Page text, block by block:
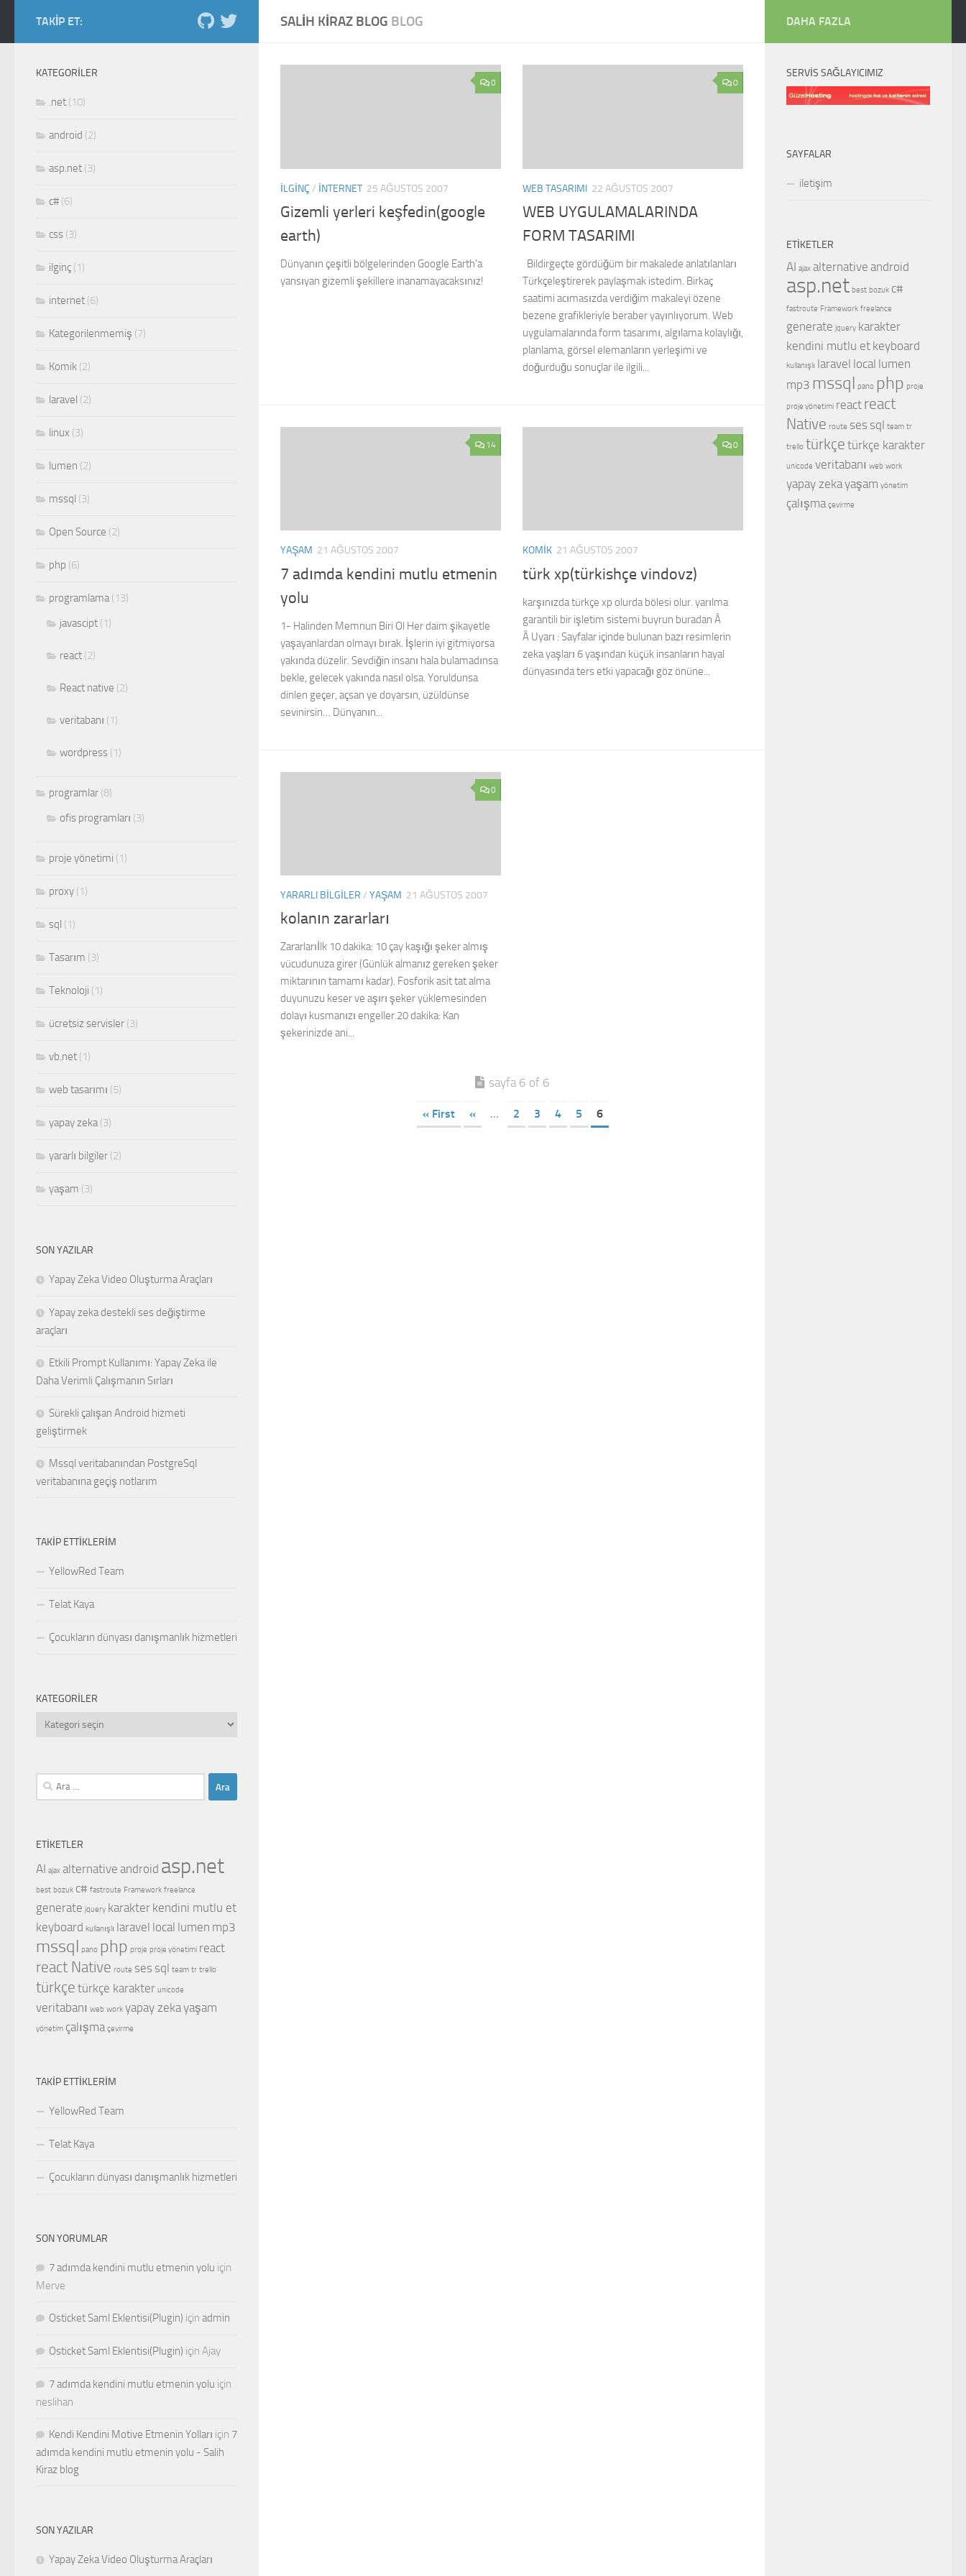
Skip to content
Salih Kiraz blog
SALIH KIRAZ BLOG BLOG
0
ILGINÇ / INTERNET 25 AĞUSTOS 2007
Gizemli yerleri keşfedin(google
earth)
Dünyanın çeşitli bölgelerinden Google Earth’a
yansıyan gizemli şekillere inanamayacaksınız!
0
WEB TASARIMI 22 AĞUSTOS 2007
WEB UYGULAMALARINDA
FORM TASARIMI
Bildirgeçte gördüğüm bir makalede anlatılanları
Türkçeleştirerek paylaşmak istedim. Birkaç
saatimi acımasızda verdiğim makaleyi özene
bezene grafikleriyle beraber yayınlıyorum. Web
uygulamalarında form tasarımı, algılama kolaylığı,
planlama, görsel elemanların yerleşimi ve
doğurduğu sonuçlar ile ilgili...
14
YAŞAM 21 AĞUSTOS 2007
7 adımda kendini mutlu etmenin
yolu
1- Halinden Memnun Biri Ol Her daim şikayetle
yaşayanlardan olmayı bırak. İşlerin iyi gitmiyorsa
yakında düzelir. Sevdiğin insanı hala bulamadınsa
bekle, gelecek yakında nasıl olsa. Yoruldunsa
dinlen geçer, açsan ye doyarsın, üzüldünse
sevinirsin… Dünyanın...
0
KOMIK 21 AĞUSTOS 2007
türk xp(türkishçe vindovz)
karşınızda türkçe xp olurda bölesi olur. yarılma
garantili bir işletim sistemi buyrun buradan Â
Â Uyarı : Sayfalar içinde bulunan bazı resimlerin
zeka yaşları 6 yaşından küçük insanların hayal
dünyasında ters etki yapacağı göz önüne...
0
YARARLI BILGILER / YAŞAM 21 AĞUSTOS 2007
kolanın zararları
Zararlarıİlk 10 dakika: 10 çay kaşığı şeker almış
vücudunuza girer (Günlük almanız gereken şeker
miktarının tamamı kadar). Fosforik asit tat alma
duyunuzu keser ve aşırı şeker yüklemesinden
dolayı kusmanızı engeller.20 dakika: Kan
şekerinizde ani...
sayfa 6 of 6
« First « ... 2 3 4 5 6
TAKIP ET:
KATEGORILER
.net (10)
android (2)
asp.net (3)
c# (6)
css (3)
ilginç (1)
internet (6)
Kategorilenmemiş (7)
Komik (2)
laravel (2)
linux (3)
lumen (2)
mssql (3)
Open Source (2)
php (6)
programlama(13)
javascipt (1)
react (2)
React native (2)
veritabanı (1)
wordpress (1)
programlar (8)
ofis programları (3)
proje yönetimi (1)
proxy (1)
sql (1)
Tasarım (3)
Teknoloji (1)
ücretsiz servisler (3)
vb.net (1)
web tasarımı (5)
yapay zeka(3)
yararlı bilgiler (2)
yaşam (3)
SON YAZILAR
Yapay Zeka Video Oluşturma Araçları
Yapay zeka destekli ses değiştirme
araçları
Etkili Prompt Kullanımı: Yapay Zeka ile
Daha Verimli Çalışmanın Sırları
Sürekli çalışan Android hizmeti
geliştirmek
Mssql veritabanından PostgreSql
veritabanına geçiş notlarım
TAKIP ETTIKLERIM
YellowRed Team
Telat Kaya
Çocukların dünyası danışmanlık hizmetleri
KATEGORILER
Kategoriler
Arama:
ETIKETLER
AI ajax alternative android asp.net
best bozuk c# fastroute Framework freelance
generate jquery karakter kendini mutlu et
keyboard kullanışlı laravel local lumen mp3
mssql pano php proje proje yönetimi react
react Native route ses sql team tr trello
türkçe türkçe karakter unicode
veritabanı web work yapay zekayaşam
yönetim çalışma çevirme
TAKIP ETTIKLERIM
YellowRed Team
Telat Kaya
Çocukların dünyası danışmanlık hizmetleri
SON YORUMLAR
7 adımda kendini mutlu etmenin yolu için
Merve
Osticket Saml Eklentisi(Plugin) için admin
Osticket Saml Eklentisi(Plugin) için Ajay
7 adımda kendini mutlu etmenin yolu için
neslihan
Kendi Kendini Motive Etmenin Yolları için 7
adımda kendini mutlu etmenin yolu - Salih
Kiraz blog
SON YAZILAR
Yapay Zeka Video Oluşturma Araçları
DAHA FAZLA
SERVIS SAĞLAYICIMIZ
SAYFALAR
iletişim
ETIKETLER
AI ajax alternative android
asp.net best bozuk c#
fastroute Framework freelance
generate jquery karakter
kendini mutlu et keyboard
kullanışlı laravel local lumen
mp3 mssql pano php proje
proje yönetimi react react
Native route ses sql team tr
trello türkçe türkçe karakter
unicode veritabanı web work
yapay zekayaşam yönetim
çalışma çevirme